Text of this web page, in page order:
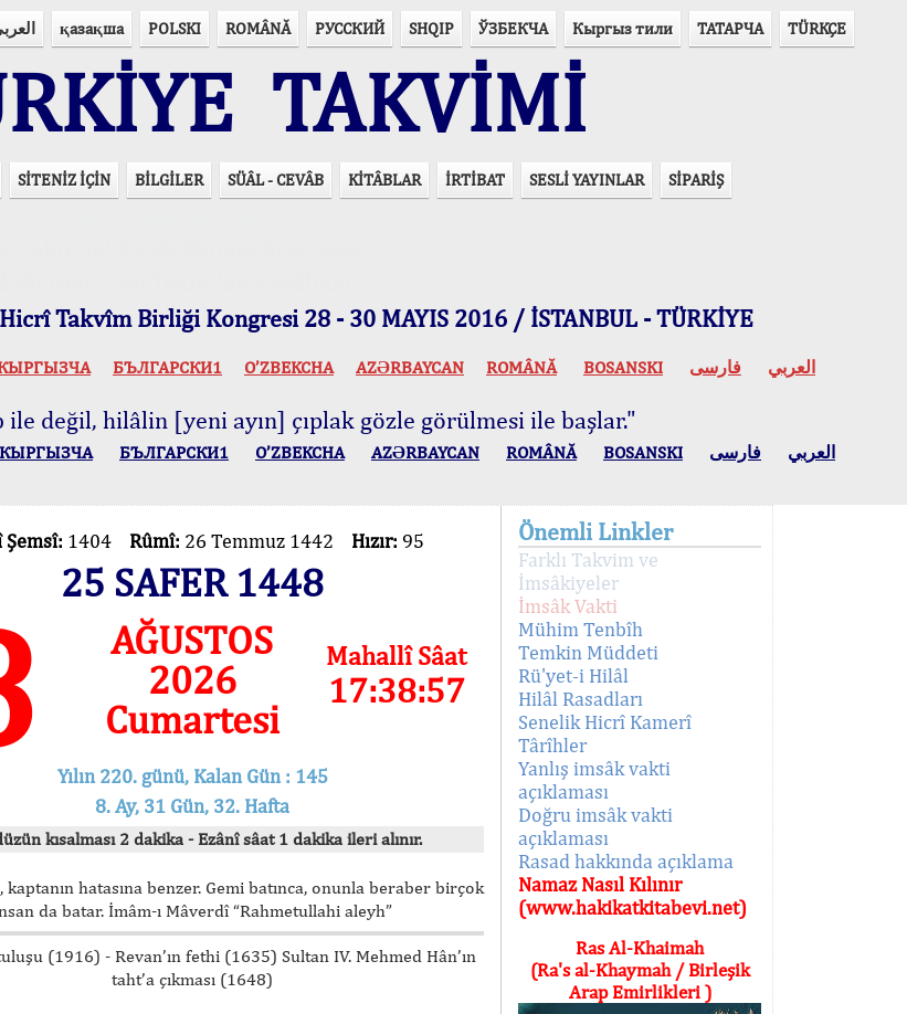
қазақша POLSKI ROMÂNĂ РУССКИЙ SHQIP ЎЗБЕКЧА Кыргыз тили ТАТАРЧА TÜRKÇE
TAKVİMİ
SİTENİZ İÇİN BİLGİLER SÜÂL - CEVÂB KİTÂBLAR İRTİBAT SESLİ YAYINLAR SİPARİŞ
Takvîm Birliği Kongresi 28 - 30 MAYIS 2016 / İSTANBUL - TÜRKİYE
БЪЛГАРСКИ1 O’ZBEKCHA AZӘRBAYCAN ROMÂNĂ BOSANSKI العربي فارسی
değil, hilâlin [yeni ayın] çıplak gözle görülmesi ile başlar."
КЫPГЫЗЧA БЪЛГАРСКИ1 O’ZBEKCHA AZӘRBAYCAN ROMÂNĂ BOSANSKI العربي فارسی
Şemsî: 1404 Rûmî: 26 Temmuz 1442 Hızır: 95
25 SAFER 1448
AĞUSTOS
2026
Cumartesi
Mahallî Sâat
17:38:57
Yılın 220. günü, Kalan Gün : 145
8. Ay, 31 Gün, 32. Hafta
kısalması 2 dakika - Ezânî sâat 1 dakika ileri alınır.
kaptanın hatasına benzer. Gemi batınca, onunla beraber birçok
da batar. İmâm-ı Mâverdî “Rahmetullahi aleyh”
(1916) - Revan’ın fethi (1635) Sultan IV. Mehmed Hân’ın
taht’a çıkması (1648)
Önemli Linkler
Farklı Takvim ve
İmsâkiyeler
İmsâk Vakti
Mühim Tenbîh
Temkin Müddeti
Rü'yet-i Hilâl
Hilâl Rasadları
Senelik Hicrî Kamerî
Târîhler
Yanlış imsâk vakti
açıklaması
Doğru imsâk vakti
açıklaması
Rasad hakkında açıklama
Namaz Nasıl Kılınır
(www.hakikatkitabevi.net)
Ras Al-Khaimah
(Ra's al-Khaymah / Birleşik
Arap Emirlikleri )